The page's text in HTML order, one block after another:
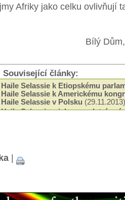
Afriky jako celku ovlivňují
Bílý
Související články:
Haile Selassie k Etiopskému
Haile Selassie k Americkému
Haile Selassie v Polsku (29.11.2013)
Haile Selassie a jeho poselství
Projev Haile Selassieho v meitě